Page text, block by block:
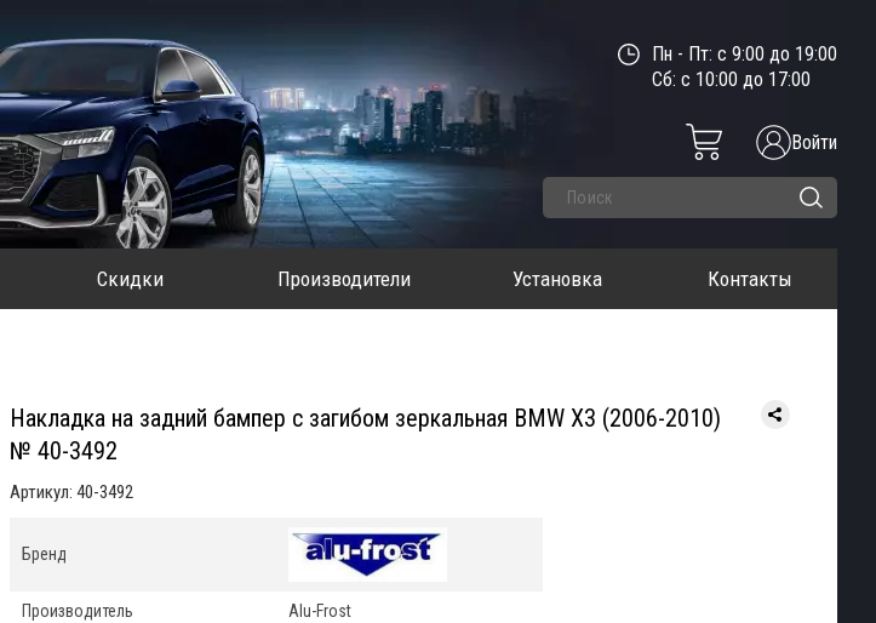
Пн - Пт: с 9:00 до 19:00
Сб: с 10:00 до 17:00
Войти
Скидки Производители Установка Контакты
Накладка на задний бампер с загибом зеркальная BMW X3 (2006-2010)
№ 40-3492
Артикул: 40-3492
Бренд
Производитель
Alu-Frost